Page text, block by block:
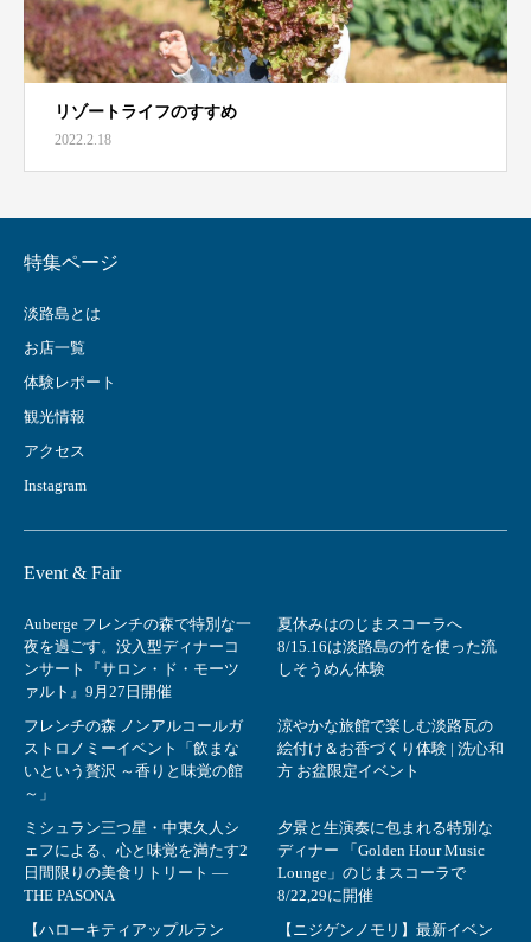
リゾートライフのすすめ
2022.2.18
特集ページ
淡路島とは
お店一覧
体験レポート
観光情報
アクセス
Instagram
Event & Fair
Auberge フレンチの森で特別な一
夜を過ごす。没入型ディナーコ
ンサート『サロン・ド・モーツ
ァルト』9月27日開催
夏休みはのじまスコーラへ
8/15.16は淡路島の竹を使った流
しそうめん体験
フレンチの森 ノンアルコールガ
ストロノミーイベント「飲まな
いという贅沢 ～香りと味覚の館
～」
涼やかな旅館で楽しむ淡路瓦の
絵付け＆お香づくり体験 | 洗心和
方 お盆限定イベント
ミシュラン三つ星・中東久人シ
ェフによる、心と味覚を満たす2
日間限りの美食リトリート ―
THE PASONA
夕景と生演奏に包まれる特別な
ディナー 「Golden Hour Music
Lounge」のじまスコーラで
8/22,29に開催
【ハローキティアップルラン
【ニジゲンノモリ】最新イベン